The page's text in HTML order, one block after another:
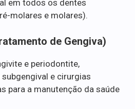
em todos os dentes
molares e molares).
de Gengiva)
e periodontite,
e cirurgias
para a manutenção da saúde